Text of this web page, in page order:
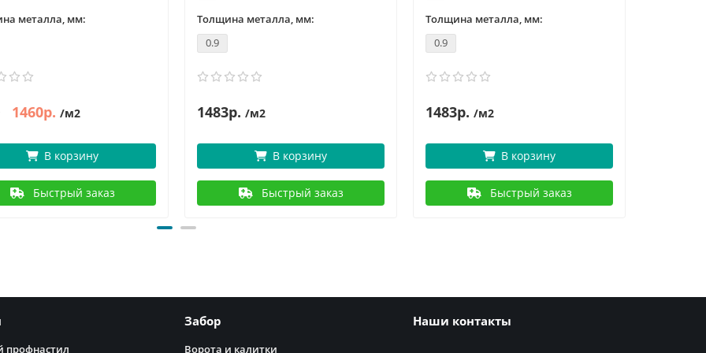
металла, мм:
1460р. /м2
В корзину
Быстрый заказ
Толщина металла, мм:
0.9
1483р. /м2
В корзину
Быстрый заказ
Толщина металла, мм:
0.9
1483р. /м2
В корзину
Быстрый заказ
профнастил
Забор
Ворота и калитки
Наши контакты